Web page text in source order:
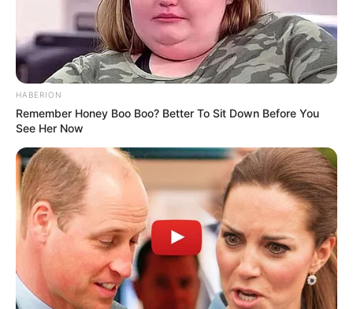
HABERION
Remember Honey Boo Boo? Better To Sit Down Before You
See Her Now